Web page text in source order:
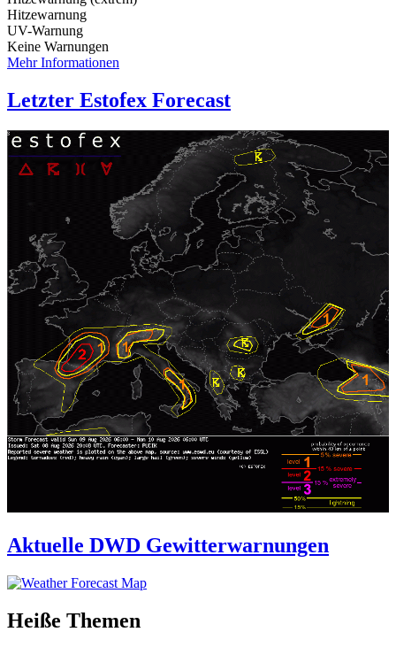
Hitzewarnung
UV-Warnung
Keine Warnungen
Mehr Informationen
Letzter Estofex Forecast
Aktuelle DWD Gewitterwarnungen
Heiße Themen